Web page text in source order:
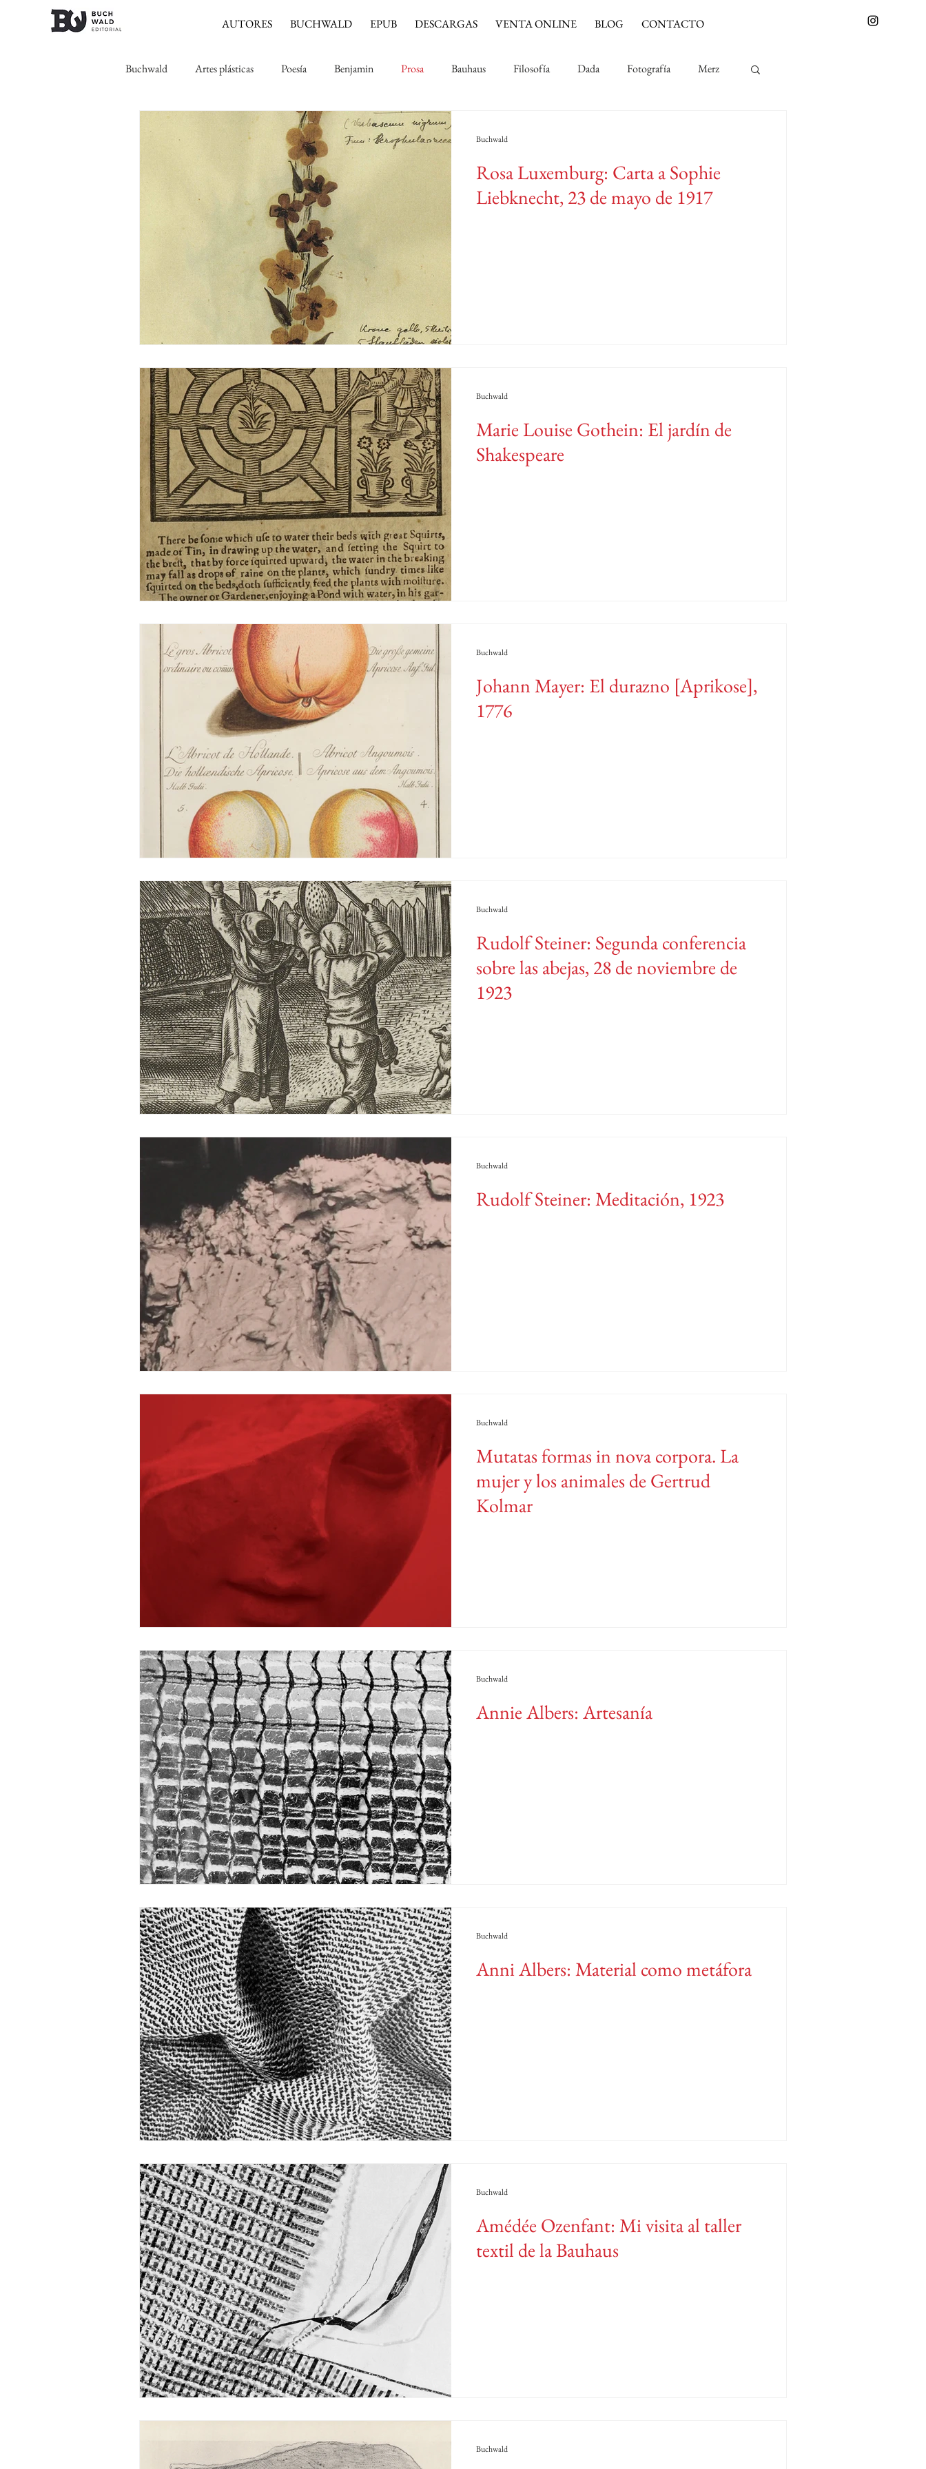
AUTORES BUCHWALD EPUB DESCARGAS VENTA ONLINE BLOG CONTACTO
Buchwald Artes plásticas Poesía Benjamin Prosa Bauhaus Filosofía Dada Fotografía Merz
Romanticismo Música Cine Jinete azul
Rosa Luxemburg: Carta a Sophie
Liebknecht, 23 de mayo de 1917
Buchwald
Marie Louise Gothein: El jardín de
Shakespeare
Buchwald
Johann Mayer: El durazno [Aprikose],
1776
Buchwald
Rudolf Steiner: Segunda conferencia
sobre las abejas, 28 de noviembre de
1923
Buchwald
Rudolf Steiner: Meditación, 1923
Buchwald
Mutatas formas in nova corpora. La
mujer y los animales de Gertrud
Kolmar
Buchwald
Annie Albers: Artesanía
Buchwald
Anni Albers: Material como metáfora
Buchwald
Amédée Ozenfant: Mi visita al taller
textil de la Bauhaus
Buchwald
Buchwald